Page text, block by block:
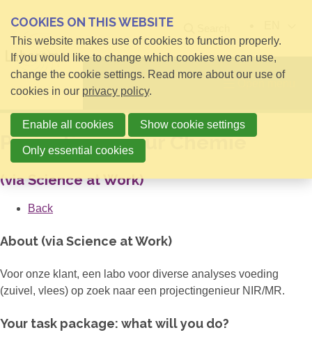
Projectingenieur Chemie
(via Science at Work)
Back
About (via Science at Work)
Voor onze klant, een labo voor diverse analyses voeding
(zuivel, vlees) op zoek naar een projectingenieur NIR/MR.
Your task package: what will you do?
COOKIES ON THIS WEBSITE
This website makes use of cookies to function properly.
If you would like to change which cookies we can use,
change the cookie settings. Read more about our use of
cookies in our privacy policy.
Enable all cookies Show cookie settings
Only essential cookies